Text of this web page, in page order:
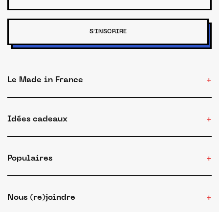
S'INSCRIRE
Le Made in France
Idées cadeaux
Populaires
Nous (re)joindre